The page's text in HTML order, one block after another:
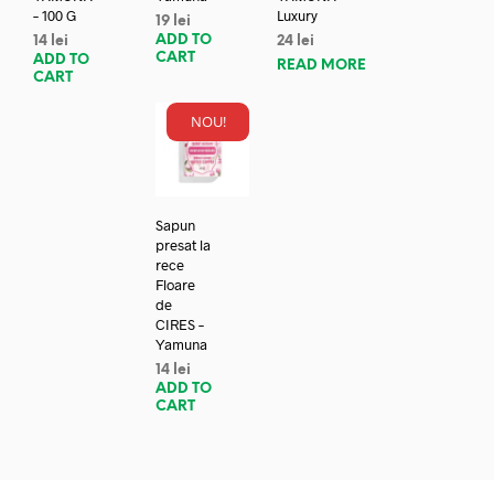
– 100 G
14 lei
ADD TO
CART
19 lei
ADD TO
CART
Luxury
24 lei
READ MORE
NOU!
Sapun
presat la
rece
Floare
de
CIRES –
Yamuna
14 lei
ADD TO
CART